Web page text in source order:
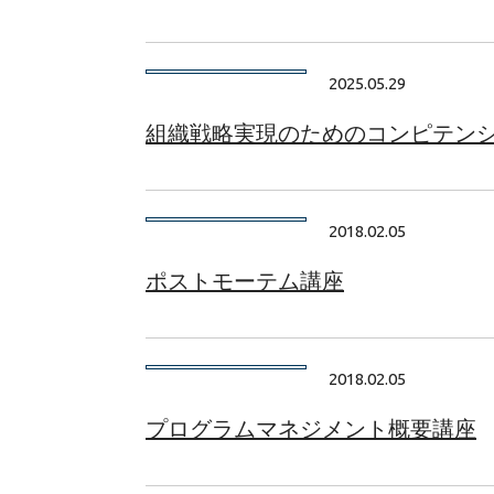
2025.05.29
組織戦略実現のためのコンピテン
2018.02.05
ポストモーテム講座
2018.02.05
プログラムマネジメント概要講座